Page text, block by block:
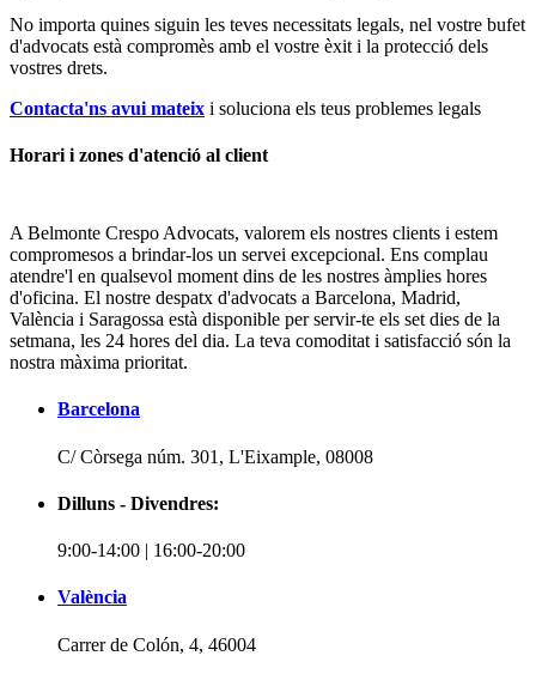
No importa quines siguin les teves necessitats legals, nel vostre bufet
d'advocats està compromès amb el vostre èxit i la protecció dels
vostres drets.
Contacta'ns avui mateix i soluciona els teus problemes legals
Horari i zones d'atenció al client
A Belmonte Crespo Advocats, valorem els nostres clients i estem
compromesos a brindar-los un servei excepcional. Ens complau
atendre'l en qualsevol moment dins de les nostres àmplies hores
d'oficina. El nostre despatx d'advocats a Barcelona, Madrid,
València i Saragossa està disponible per servir-te els set dies de la
setmana, les 24 hores del dia. La teva comoditat i satisfacció són la
nostra màxima prioritat.
Barcelona
C/ Còrsega núm. 301, L'Eixample, 08008
Dilluns - Divendres:
9:00-14:00 | 16:00-20:00
València
Carrer de Colón, 4, 46004